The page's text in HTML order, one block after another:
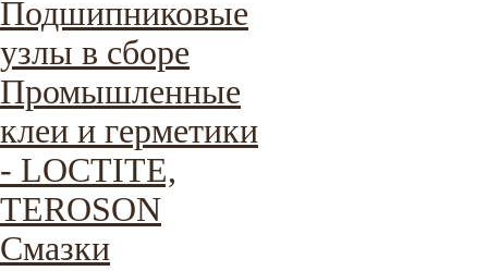
Подшипниковые
узлы в сборе
Промышленные
клеи и герметики
- LOCTITE,
TEROSON
Смазки